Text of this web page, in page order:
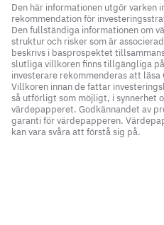
Den här informationen utgör varken
rekommendation för
Den fullständiga informationen om
struktur och risker som är
beskrivs i basprospektet
slutliga villkoren finns tillgängliga
investerare rekommenderas att
Villkoren innan de fattar
så utförligt som möjligt, i synnerhet
värdepapperet. Godkännandet av
garanti för värdepapperen.
kan vara svåra att förstå sig på.